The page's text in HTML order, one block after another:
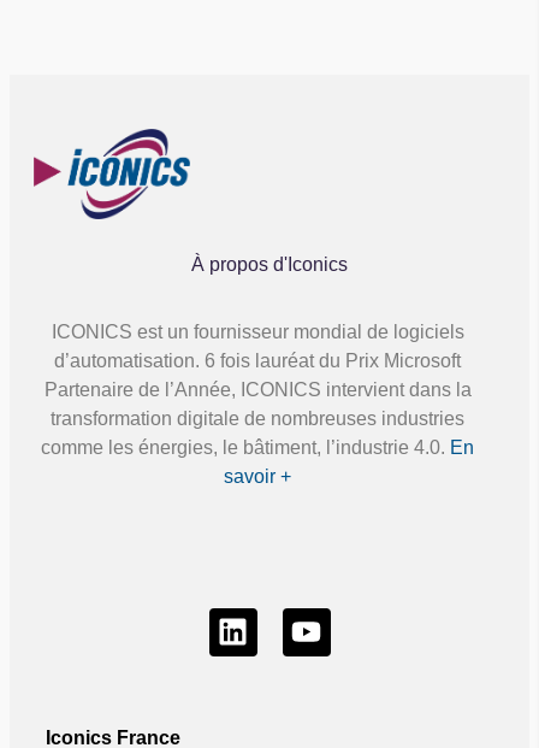
À propos d'Iconics
ICONICS est un fournisseur mondial de logiciels
d’automatisation. 6 fois lauréat du Prix Microsoft
Partenaire de l’Année, ICONICS intervient dans la
transformation digitale de nombreuses industries
comme les énergies, le bâtiment, l’industrie 4.0. En
savoir +
Iconics France